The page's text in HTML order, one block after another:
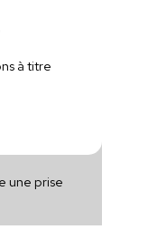
à titre
une prise